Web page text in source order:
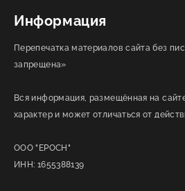
Информация
Перепечатка материалов сайта без
запрещена»
Вся информация, размещённая на
характер и может отличаться от
ООО "ЕРОСН"
ИНН: 1655388139